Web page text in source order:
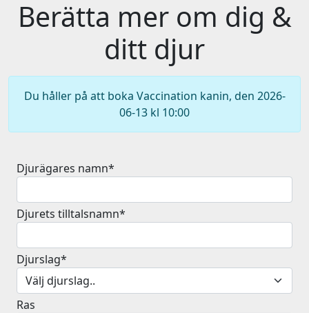
Berätta mer om dig &
ditt djur
Du håller på att boka Vaccination kanin, den 2026-
06-13 kl 10:00
Djurägares namn*
Djurets tilltalsnamn*
Djurslag*
Ras